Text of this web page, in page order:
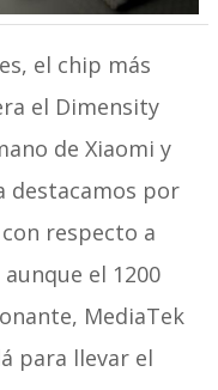
el chip más
el Dimensity
de Xiaomi y
destacamos por
respecto a
el 1200
MediaTek
para llevar el